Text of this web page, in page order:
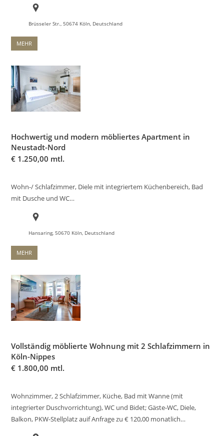
Brüsseler Str., 50674 Köln, Deutschland
MEHR
Hochwertig und modern möbliertes Apartment in
Neustadt-Nord
€ 1.250,00 mtl.
Wohn-/ Schlafzimmer, Diele mit integriertem Küchenbereich, Bad
mit Dusche und WC…
Hansaring, 50670 Köln, Deutschland
MEHR
Vollständig möblierte Wohnung mit 2 Schlafzimmern in
Köln-Nippes
€ 1.800,00 mtl.
Wohnzimmer, 2 Schlafzimmer, Küche, Bad mit Wanne (mit
integrierter Duschvorrichtung), WC und Bidet; Gäste-WC, Diele,
Balkon, PKW-Stellplatz auif Anfrage zu € 120,00 monatlich…